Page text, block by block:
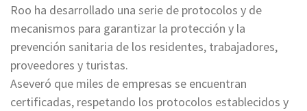
Roo ha desarrollado una serie de protocolos y de
mecanismos para garantizar la protección y la
prevención sanitaria de los residentes, trabajadores,
proveedores y turistas.
Aseveró que miles de empresas se encuentran
certificadas, respetando los protocolos establecidos y